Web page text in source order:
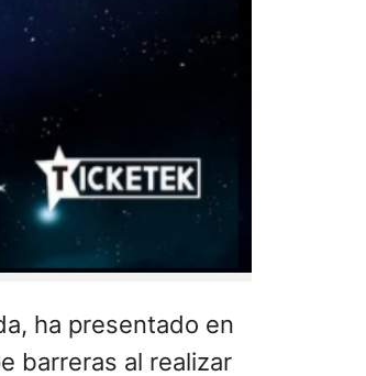
ha presentado en
barreras al realizar